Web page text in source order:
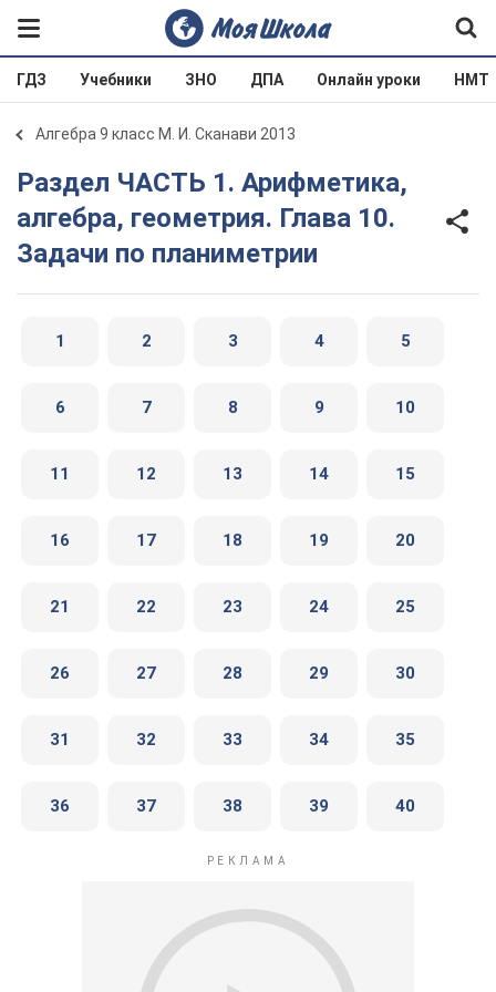
ГДЗ Учебники ЗНО ДПА Онлайн уроки НМТ
Алгебра 9 класс М. И. Сканави 2013
Раздел ЧАСТЬ 1. Арифметика,
алгебра, геометрия. Глава 10.
Задачи по планиметрии
1 2 3 4 5
6 7 8 9 10
11 12 13 14 15
16 17 18 19 20
21 22 23 24 25
26 27 28 29 30
31 32 33 34 35
36 37 38 39 40